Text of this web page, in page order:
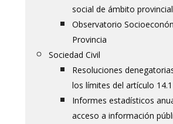
social de ámbito provincial
Observatorio
Provincia
Sociedad Civil
Resoluciones
los límites del artículo
Informes estadísticos
acceso a información